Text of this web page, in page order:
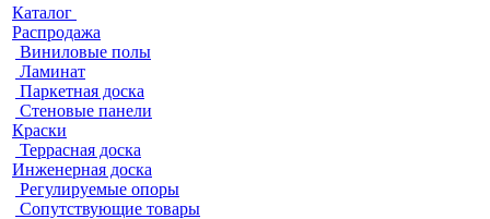
Каталог
Распродажа
Виниловые полы
Ламинат
Паркетная доска
Стеновые панели
Краски
Террасная доска
Инженерная доска
Регулируемые опоры
Сопутствующие товары